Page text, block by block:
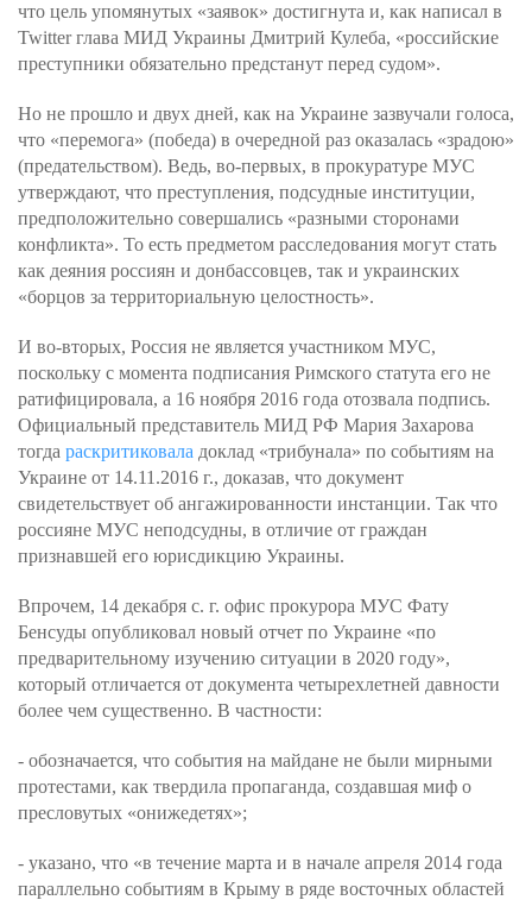
что цель упомянутых «заявок» достигнута и, как написал в
Twitter глава МИД Украины Дмитрий Кулеба, «российские
преступники обязательно предстанут перед судом».
Но не прошло и двух дней, как на Украине зазвучали голоса,
что «перемога» (победа) в очередной раз оказалась «зрадою»
(предательством). Ведь, во-первых, в прокуратуре МУС
утверждают, что преступления, подсудные институции,
предположительно совершались «разными сторонами
конфликта». То есть предметом расследования могут стать
как деяния россиян и донбассовцев, так и украинских
«борцов за территориальную целостность».
И во-вторых, Россия не является участником МУС,
поскольку с момента подписания Римского статута его не
ратифицировала, а 16 ноября 2016 года отозвала подпись.
Официальный представитель МИД РФ Мария Захарова
тогда раскритиковала доклад «трибунала» по событиям на
Украине от 14.11.2016 г., доказав, что документ
свидетельствует об ангажированности инстанции. Так что
россияне МУС неподсудны, в отличие от граждан
признавшей его юрисдикцию Украины.
Впрочем, 14 декабря с. г. офис прокурора МУС Фату
Бенсуды опубликовал новый отчет по Украине «по
предварительному изучению ситуации в 2020 году»,
который отличается от документа четырехлетней давности
более чем существенно. В частности:
- обозначается, что события на майдане не были мирными
протестами, как твердила пропаганда, создавшая миф о
пресловутых «онижедетях»;
- указано, что «в течение марта и в начале апреля 2014 года
параллельно событиям в Крыму в ряде восточных областей